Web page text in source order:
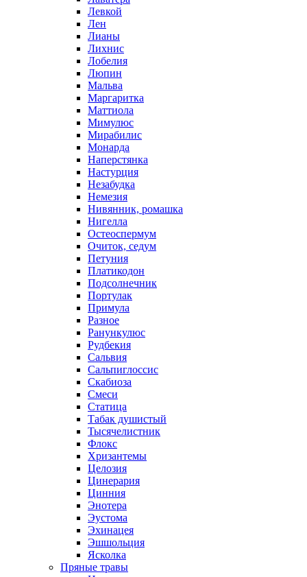
Левкой
Лен
Лианы
Лихнис
Лобелия
Люпин
Мальва
Маргаритка
Маттиола
Мимулюс
Мирабилис
Монарда
Наперстянка
Настурция
Незабудка
Немезия
Нивянник, ромашка
Нигелла
Остеоспермум
Очиток, седум
Петуния
Платикодон
Подсолнечник
Портулак
Примула
Разное
Ранункулюс
Рудбекия
Сальвия
Сальпиглоссис
Скабиоза
Смеси
Статица
Табак душистый
Тысячелистник
Флокс
Хризантемы
Целозия
Цинерария
Цинния
Энотера
Эустома
Эхинацея
Эшшольция
Ясколка
Пряные травы